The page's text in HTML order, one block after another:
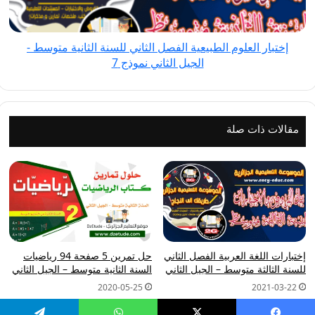
الثانية
متوسط
نموذج
7
إختبار العلوم الطبيعية الفصل الثاني للسنة الثانية متوسط -
الجيل الثاني نموذج 7
مقالات ذات صلة
إختبارات اللغة العربية الفصل الثاني
للسنة الثالثة متوسط – الجيل الثاني
2021-03-22
حل تمرين 5 صفحة 94 رياضيات
السنة الثانية متوسط – الجيل الثاني
2020-05-25